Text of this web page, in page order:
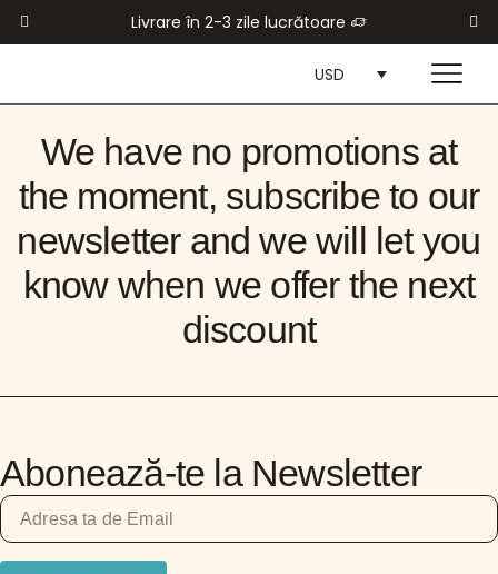
Livrare în 2-3 zile lucrătoare
USD
We have no promotions at
the moment, subscribe to our
newsletter and we will let you
know when we offer the next
discount
Abonează-te la Newsletter